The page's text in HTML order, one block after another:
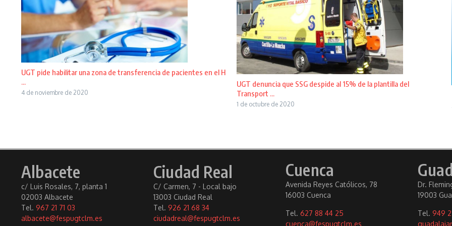
UGT pide habilitar una zona de transferencia de pacientes en el H
...
4 de noviembre de 2020
UGT denuncia que SSG despide al 15% de la plantilla del
Transport ...
1 de octubre de 2020
Albacete
c/ Luis Rosales, 7, planta 1
02003 Albacete
Tel. 967 21 71 03
albacete@fespugtclm.es
Ciudad Real
C/ Carmen, 7 - Local bajo
13003 Ciudad Real
Tel. 926 21 68 34
ciudadreal@fespugtclm.es
Cuenca
Avenida Reyes Católicos, 78
16003 Cuenca
Tel. 627 88 44 25
cuenca@fespugtclm.es
Dr.
19003
Tel. 949